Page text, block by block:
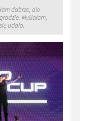
dobrze, ale
Myślałam,
udało.